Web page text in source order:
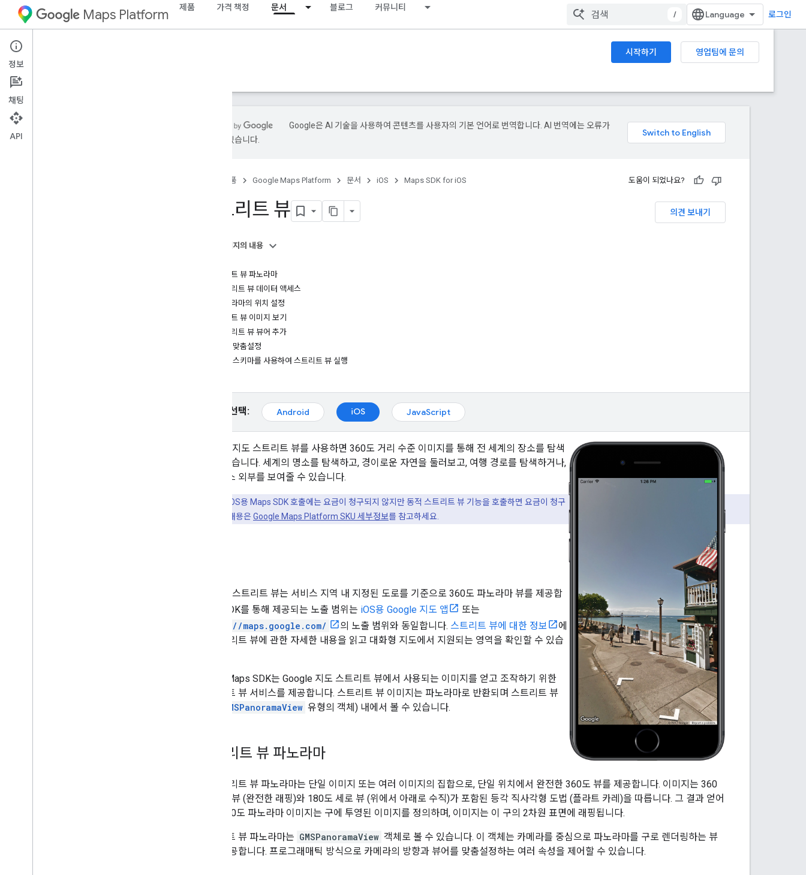
Maps Platform 제품 가격 책정 문서 블로그 커뮤니티
/ 로그인
iOS 시작하기
영업팀에 문의
가이드
Google은 AI 기술을 사용하여 콘텐츠를 사용자의 기본 언어로 번역합니다. AI 번역에는 오류가
있을 수 있습니다.
제품 Google Maps Platform 문서 iOS Maps SDK for iOS 도움이 되었나요?
의견 보내기
스트리트 뷰
이 페이지의 내용
스트리트 뷰 파노라마
스트리트 뷰 데이터 액세스
파노라마의 위치 설정
스트리트 뷰 이미지 보기
스트리트 뷰 뷰어 추가
뷰어 맞춤설정
URL 스키마를 사용하여 스트리트 뷰 실행
플랫폼 선택: Android iOS JavaScript
Google 지도 스트리트 뷰를 사용하면 360도 거리 수준 이미지를 통해 전 세계의 장소를 탐색
할 수 있습니다. 세계의 명소를 탐색하고, 경이로운 자연을 둘러보고, 여행 경로를 탐색하거나,
비즈니스 외부를 보여줄 수 있습니다.
iOS용 Maps SDK 호출에는 요금이 청구되지 않지만 동적 스트리트 뷰 기능을 호출하면 요금이 청구
됩니다. 자세한 내용은 Google Maps Platform SKU 세부정보를 참고하세요.
Google 스트리트 뷰는 서비스 지역 내 지정된 도로를 기준으로 360도 파노라마 뷰를 제공합
니다. SDK를 통해 제공되는 노출 범위는 iOS용 Google 지도 앱
또는
https://maps.google.com/
의 노출 범위와 동일합니다. 스트리트 뷰에 대한 정보
에
서 스트리트 뷰에 관한 자세한 내용을 읽고 대화형 지도에서 지원되는 영역을 확인할 수 있습
iOS용 Maps SDK는 Google 지도 스트리트 뷰에서 사용되는 이미지를 얻고 조작하기 위한
스트리트 뷰 서비스를 제공합니다. 스트리트 뷰 이미지는 파노라마로 반환되며 스트리트 뷰
GMSPanoramaView 유형의 객체) 내에서 볼 수 있습니다.
스트리트 뷰 파노라마
각 스트리트 뷰 파노라마는 단일 이미지 또는 여러 이미지의 집합으로, 단일 위치에서 완전한 360도 뷰를 제공합니다. 이미지는 360
도 가로 뷰 (완전한 래핑)와 180도 세로 뷰 (위에서 아래로 수직)가 포함된 등각 직사각형 도법 (플라트 카레)을 따릅니다. 그 결과 얻어
지는 360도 파노라마 이미지는 구에 투영된 이미지를 정의하며, 이미지는 이 구의 2차원 표면에 래핑됩니다.
스트리트 뷰 파노라마는 GMSPanoramaView 객체로 볼 수 있습니다. 이 객체는 카메라를 중심으로 파노라마를 구로 렌더링하는 뷰
어를 제공합니다. 프로그래매틱 방식으로 카메라의 방향과 뷰어를 맞춤설정하는 여러 속성을 제어할 수 있습니다.
정보
채팅
API